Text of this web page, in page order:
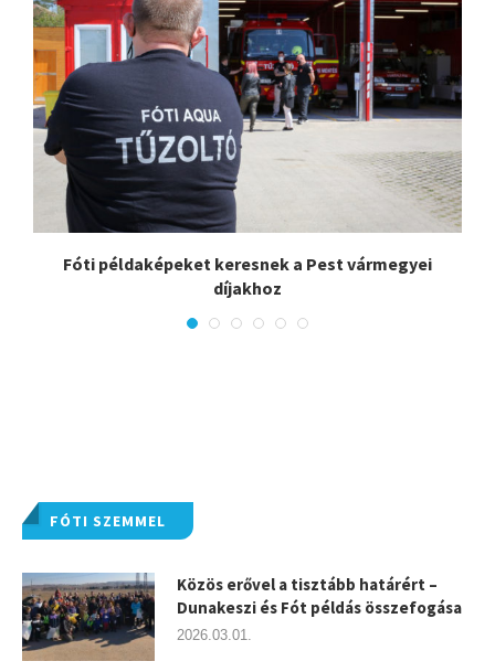
Fóti példaképeket keresnek a Pest vármegyei
díjakhoz
FÓTI SZEMMEL
Közös erővel a tisztább határért –
Dunakeszi és Fót példás összefogása
2026.03.01.